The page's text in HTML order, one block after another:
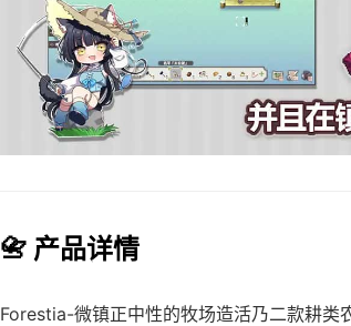
📇 产品详情
Forestia-微镇正中性的牧场造活乃二款耕类